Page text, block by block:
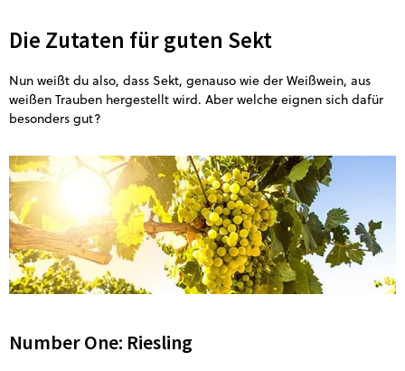
Die Zutaten für guten Sekt
Nun weißt du also, dass Sekt, genauso wie der Weißwein, aus
weißen Trauben hergestellt wird. Aber welche eignen sich dafür
besonders gut?
Number One: Riesling